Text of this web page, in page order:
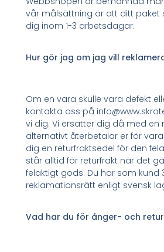
vår målsättning är att ditt paket
dig inom 1-3 arbetsdagar.
Hur gör jag om jag vill
Om en vara skulle vara defekt
kontakta oss på
vi dig. Vi ersätter dig då med en
alternativt återbetalar er för
dig en returfraktsedel för den
står alltid för returfrakt när det
felaktigt gods. Du har som kund
reklamationsrätt enligt svensk
Vad har du för ånger- och